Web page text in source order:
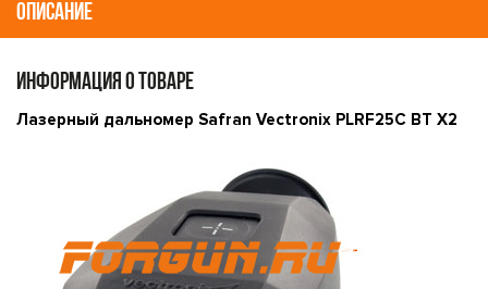
ОПИСАНИЕ
ИНФОРМАЦИЯ О ТОВАРЕ
Лазерный дальномер Safran Vectronix PLRF25C BT X2